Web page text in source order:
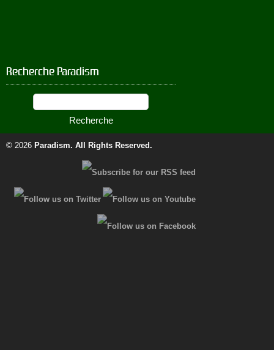
Recherche Paradism
© 2026 Paradism. All Rights Reserved.